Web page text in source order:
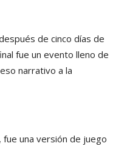
de cinco días de
fue un evento lleno de
narrativo a la
una versión de juego